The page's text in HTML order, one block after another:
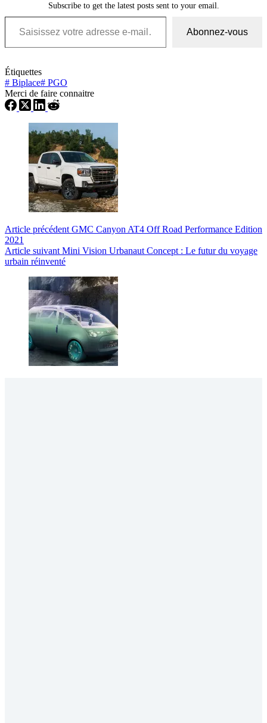
Subscribe to get the latest posts sent to your email.
Saisissez votre adresse e-mail…
Abonnez-vous
Étiquettes
# Biplace# PGO
Merci de faire connaitre
Article précédent GMC Canyon AT4 Off Road Performance Edition
2021
Article suivant Mini Vision Urbanaut Concept : Le futur du voyage
urbain réinventé